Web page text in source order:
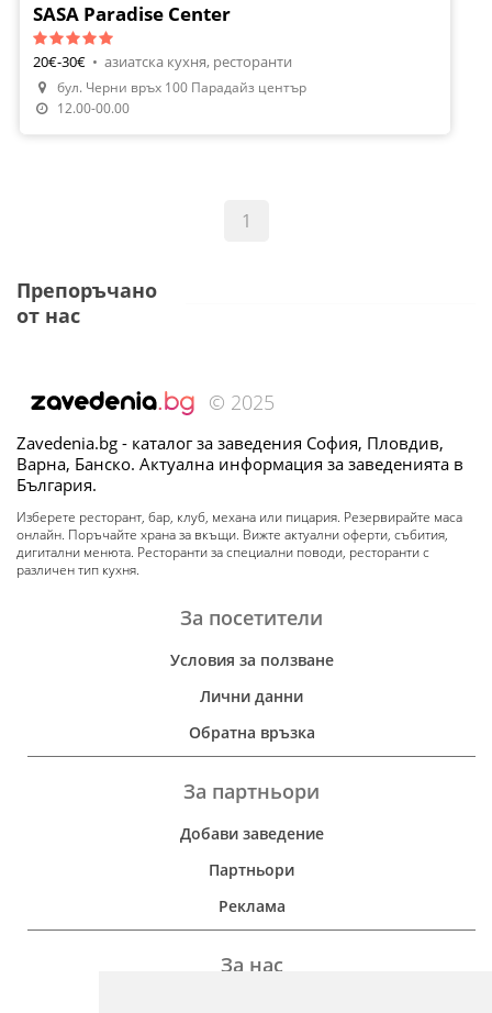
SASA Paradise Center
20€-30€ • азиатска кухня, ресторанти
бул. Черни връх 100 Парадайз център
12.00-00.00
1
Препоръчано
от нас
© 2025
Zavedenia.bg - каталог за заведения София, Пловдив,
Варна, Банско. Актуална информация за заведенията в
България.
Изберете ресторант, бар, клуб, механа или пицария. Резервирайте маса
онлайн. Поръчайте храна за вкъщи. Вижте актуални оферти, събития,
дигитални менюта. Ресторанти за специални поводи, ресторанти с
различен тип кухня.
За посетители
Условия за ползване
Лични данни
Обратна връзка
За партньори
Добави заведение
Партньори
Реклама
За нас